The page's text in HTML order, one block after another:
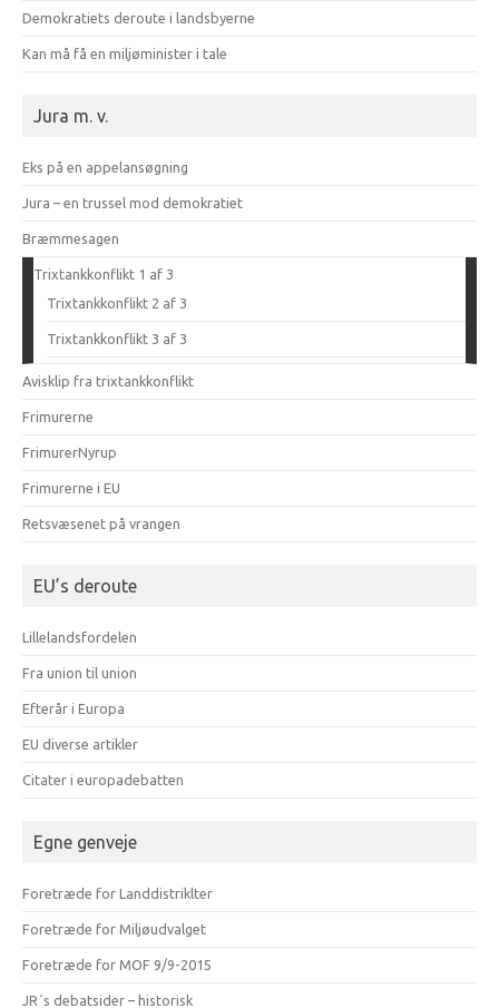
Demokratiets deroute i landsbyerne
Kan må få en miljøminister i tale
Jura m. v.
Eks på en appelansøgning
Jura – en trussel mod demokratiet
Bræmmesagen
Trixtankkonflikt 1 af 3
Trixtankkonflikt 2 af 3
Trixtankkonflikt 3 af 3
Avisklip fra trixtankkonflikt
Frimurerne
FrimurerNyrup
Frimurerne i EU
Retsvæsenet på vrangen
EU’s deroute
Lillelandsfordelen
Fra union til union
Efterår i Europa
EU diverse artikler
Citater i europadebatten
Egne genveje
Foretræde for Landdistriklter
Foretræde for Miljøudvalget
Foretræde for MOF 9/9-2015
JR´s debatsider – historisk